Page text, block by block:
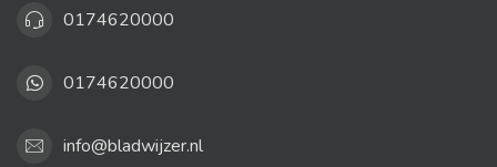
0174620000
0174620000
info@bladwijzer.nl